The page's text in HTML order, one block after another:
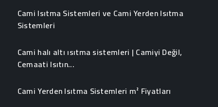
Cami Isıtma Sistemleri ve Cami Yerden Isıtma
Sistemleri
Cami halı altı ısıtma sistemleri | Camiyi Değil,
Cemaati Isıtın...
Cami Yerden Isıtma Sistemleri m² Fiyatları